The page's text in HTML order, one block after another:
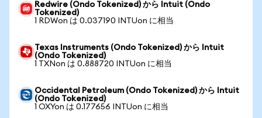
Redwire (Ondo Tokenized) から Intuit (Ondo
Tokenized)
1 RDWon は 0.037190 INTUon に相当
Texas Instruments (Ondo Tokenized) から Intuit
(Ondo Tokenized)
1 TXNon は 0.888720 INTUon に相当
Occidental Petroleum (Ondo Tokenized) から Intuit
(Ondo Tokenized)
1 OXYon は 0.177656 INTUon に相当